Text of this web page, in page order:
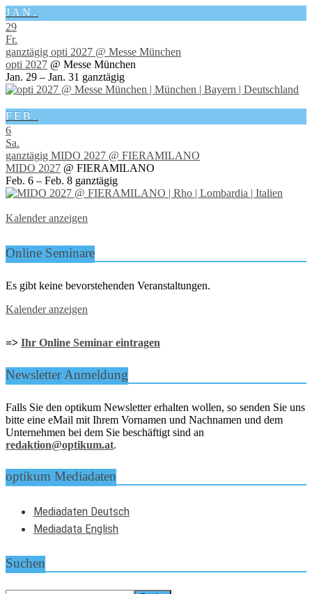
JAN.
29
Fr.
ganztägig opti 2027 @ Messe München
opti 2027 @ Messe München
Jan. 29 – Jan. 31 ganztägig
FEB.
6
Sa.
ganztägig MIDO 2027 @ FIERAMILANO
MIDO 2027 @ FIERAMILANO
Feb. 6 – Feb. 8 ganztägig
Kalender anzeigen
Online Seminare
Es gibt keine bevorstehenden Veranstaltungen.
Kalender anzeigen
=> Ihr Online Seminar eintragen
Newsletter Anmeldung
Falls Sie den optikum Newsletter erhalten wollen, so senden Sie uns
bitte eine eMail mit Ihrem Vornamen und Nachnamen und dem
Unternehmen bei dem Sie beschäftigt sind an
redaktion@optikum.at.
optikum Mediadaten
Mediadaten Deutsch
Mediadata English
Suchen